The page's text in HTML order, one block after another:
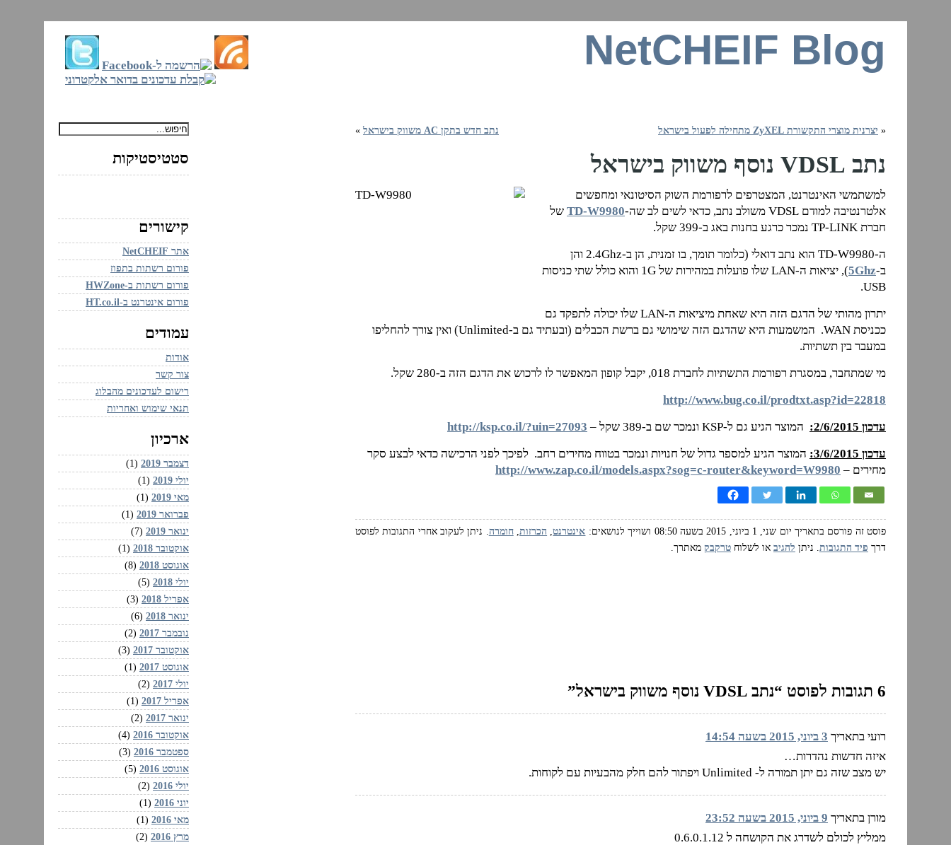
NetCHEIF Blog
« יצרנית מוצרי התקשורת ZyXEL מתחילה לפעול בישראל נתב חדש בתקן AC משווק בישראל »
נתב VDSL נוסף משווק בישראל
למשתמשי האינטרנט, המצטרפים לרפורמת השוק הסיטונאי ומחפשים
אלטרנטיבה למודם VDSL משולב נתב, כדאי לשים לב שה-
TD-W9980 של
חברת TP-LINK נמכר כרגע בחנות באג ב-399 שקל.
ה-TD-W9980 הוא נתב דואלי (כלומר תומך, בו זמנית, הן ב-2.4Ghz והן
ב-5Ghz
), יציאות ה-LAN שלו פועלות במהירות של 1G והוא כולל שתי כניסות
USB.
יתרון מהותי של הדגם הזה היא שאחת מיציאות ה-LAN שלו יכולה לתפקד גם
ככניסת WAN. המשמעות היא שהדגם הזה שימושי גם ברשת הכבלים (ובעתיד גם ב-Unlimited) ואין צורך להחליפו
במעבר בין תשתיות.
מי שמתחבר, במסגרת רפורמת התשתיות לחברת 018, יקבל קופון המאפשר לו לרכוש את הדגם הזה ב-280 שקל.
http://www.bug.co.il/prodtxt.asp?id=22818
עדכון 2/6/2015:
המוצר הגיע גם ל-KSP ונמכר שם ב-389 שקל –
http://ksp.co.il/?uin=27093
עדכון 3/6/2015:
המוצר הגיע למספר גדול של חנויות ונמכר בטווח מחירים רחב. לפיכך לפני הרכישה כדאי לבצע סקר
מחירים – http://www.zap.co.il/models.aspx?sog=c-router&keyword=W9980
פוסט זה פורסם בתאריך יום שני, 1 ביוני, 2015 בשעה 08:50 ושוייך לנושאים: אינטרנט, הכרזות,חומרה . ניתן לעקוב אחרי התגובות לפוסט
דרך פיד התגובות . ניתן להגיב או לשלוח טרקבק מאתרך.
6 תגובות לפוסט “נתב VDSL נוסף משווק בישראל”
רועי בתאריך 3 ביוני, 2015 בשעה 14:54
איזה חדשות נהדרות…
יש מצב שזה גם יתן תמורה ל- Unlimited ויפתור להם חלק מהבעיות עם לקוחות.
מורן בתאריך 9 ביוני, 2015 בשעה 23:52
ממליץ לכולם לשדרג את הקושחה ל 0.6.0.1.12
סטטיסטיקות
קישורים
אתר NetCHEIF
פורום רשתות בתפוז
פורום רשתות ב-HWZone
פורום אינטרנט ב-HT.co.il
עמודים
אודות
צור קשר
רישום לעדכונים מהבלוג
תנאי שימוש ואחריות
ארכיון
דצמבר 2019
(1)
יולי 2019
(1)
מאי 2019
(1)
פברואר 2019
(1)
ינואר 2019
(7)
אוקטובר 2018
(1)
אוגוסט 2018
(8)
יולי 2018
(5)
אפריל 2018
(3)
ינואר 2018
(6)
נובמבר 2017
(2)
אוקטובר 2017
(3)
אוגוסט 2017
(1)
יולי 2017
(2)
אפריל 2017
(1)
ינואר 2017
(2)
אוקטובר 2016
(4)
ספטמבר 2016
(3)
אוגוסט 2016
(5)
יולי 2016
(2)
יוני 2016
(1)
מאי 2016
(1)
מרץ 2016
(2)